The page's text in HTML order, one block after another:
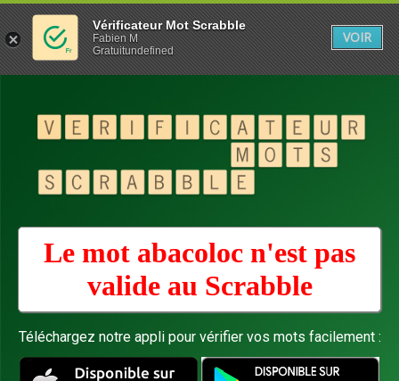
Le mot abacoloc n'est pas
valide au Scrabble
Téléchargez notre appli pour vérifier vos mots facilement :
Vérificateur Mot Scrabble
Fabien M
Gratuitundefined
VOIR